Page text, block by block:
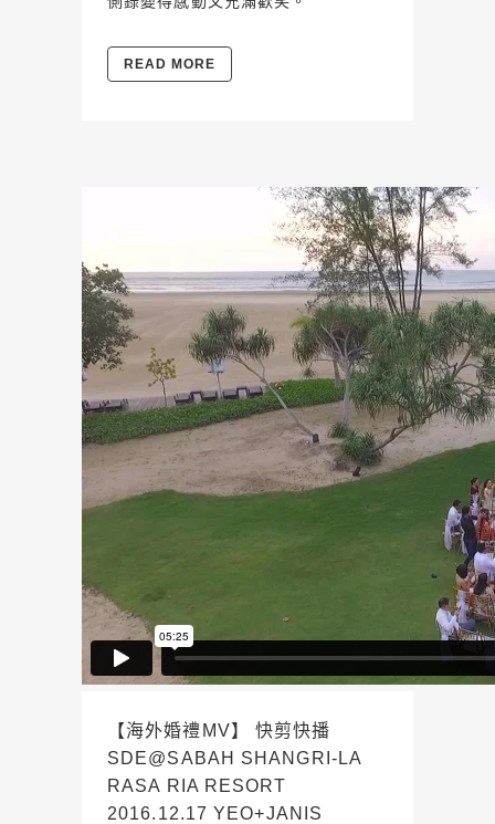
READ MORE
【海外婚禮MV】 快剪快播
SDE@SABAH SHANGRI-LA
RASA RIA RESORT
2016.12.17 YEO+JANIS